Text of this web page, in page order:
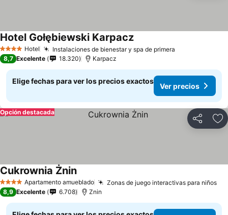
4 EstrellasHotel Instalaciones de bienestar y spa de primera
Hotel Gołębiewski KarpaczVer precios
8,7 Excelente 18.320 Karpacz
Elige fechas para ver los precios exactos
Ver precios
Compartir
Opción destacada
4 EstrellasApartamento amueblado Zonas de juego interactivas para niños
Cukrownia ŻninVer precios
8,9 Excelente 6.708 Znin